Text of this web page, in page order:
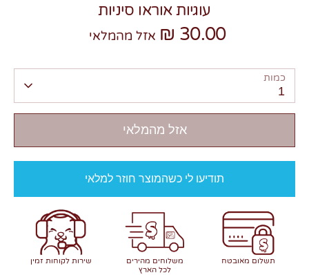
עוגיות אוראו סיניות
30.00 ₪ אזל מהמלאי
כמות
1
אזל מהמלאי
תודיעו לי כשהמוצר חוזר למלאי
תשלום מאובטח
משלוחים מהירים
לכל הארץ
שירות לקוחות זמין